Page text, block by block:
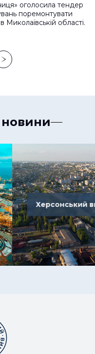
оголосила тендер
поремонтувати
Миколаївській області.
новини
Херсонський